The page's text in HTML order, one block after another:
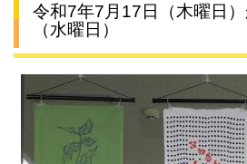
令和7年7月17日（木曜日
（水曜日）